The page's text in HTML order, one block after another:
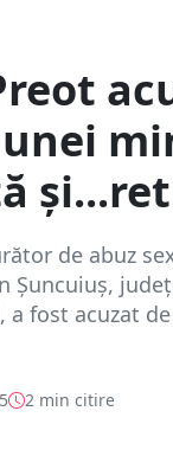
de abuz
Șuncuiuș,
a fost acuzat
2 min citire